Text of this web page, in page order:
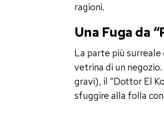
ragioni.
Una Fuga da
La parte più
vetrina di un
gravi), il “Dottor El
sfuggire alla folla